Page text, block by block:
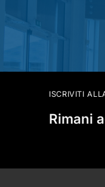
ISCRIVITI
Rimani